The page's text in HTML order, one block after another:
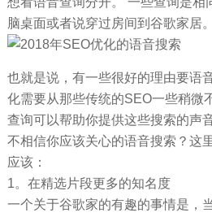
脑桌面或者说穿过房间到谷歌家居。
也就是说，有一些很好的理由要语
化需要从那些传统的SEO一些稍微
查询可以帮助你提供这些搜索的声
不相信你应该关心的语音搜索？这
应该：
1。在精选片段更多的知名度
一个关于谷歌家的有趣的事情是，